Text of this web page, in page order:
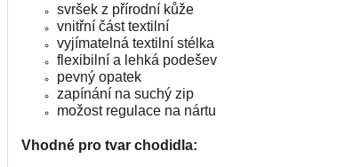
svršek z přírodní kůže
vnitřní část textilní
vyjímatelná textilní stélka
flexibilní a lehká podešev
pevný opatek
zapínání na suchý zip
možost regulace na nártu
Vhodné pro tvar chodidla: